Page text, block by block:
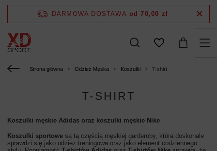
DARMOWA DOSTAWA od 70,00 zł
Strona główna Odzież Męska Koszulki T-shirt
T-SHIRT
Koszulki męskie Adidas oraz koszulki męskie Nike
Koszulki sportowe są tą częścią męskiej garderoby, która doskonale
sprawdzi się jako odzież treningowa oraz jako element codziennego